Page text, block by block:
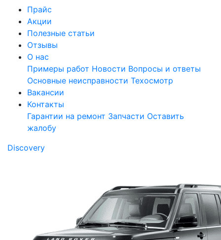
Прайс
Акции
Полезные статьи
Отзывы
О нас
Примеры работ Новости Вопросы и ответы
Основные неисправности Техосмотр
Вакансии
Контакты
Гарантии на ремонт Запчасти Оставить
жалобу
Discovery